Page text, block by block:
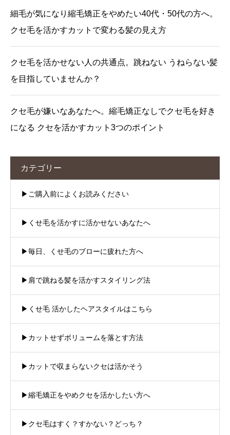
細毛が気になり縮毛矯正をやめたい40代・50代の方へ。
クセ毛を活かすカットで変わる髪の見え方
クセ毛を活かせない人の共通点。跳ねない うねらない髪
を目指していませんか？
クセ毛が嫌いなあなたへ。縮毛矯正なしでクセ毛を好き
になる クセを活かすカット3つのポイント
カテゴリー
▶︎ご購入前によくお読みください
▶︎くせ毛を活かすに活かせないあなたへ
▶︎毎日、くせ毛のブローに疲れた方へ
▶︎肩で跳ねる髪を活かすスタイリング法
▶︎くせ毛 活かしたヘアスタイルはこちら
▶︎カットせずボリュームを落とす方法
▶︎カットで収まらないクセは活かそう
▶︎縮毛矯正をやめクセを活かしたい方へ
▶︎クセ毛はすく？すかない？どっち？